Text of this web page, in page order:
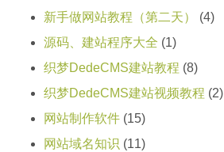
新手做网站教程（第二天）
(4)
源码、建站程序大全 (1)
织梦DedeCMS建站教程 (8)
织梦DedeCMS建站视频教程 (2)
网站制作软件 (15)
网站域名知识 (11)